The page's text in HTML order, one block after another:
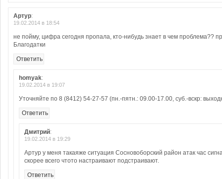
Артур:
19.02.2014 в 18:54
не пойму, цифра сегодня пропала, кто-нибудь знает в чем проблема??
Благодатки
Ответить
homyak:
19.02.2014 в 19:07
Уточняйте по 8 (8412) 54-27-57 (пн.-пятн.: 09.00-17.00, суб.-вскр:
Ответить
Дмитрий:
19.02.2014 в 19:29
Артур у меня такаяже ситуация Сосновоборский район атак час
скорее всего чтото настраивают подстраивают.
Ответить